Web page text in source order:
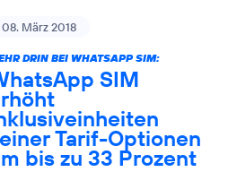
08. März 2018
DRIN BEI WHATSAPP SIM:
SIM
Tarif-Optionen
bis zu 33 Prozent